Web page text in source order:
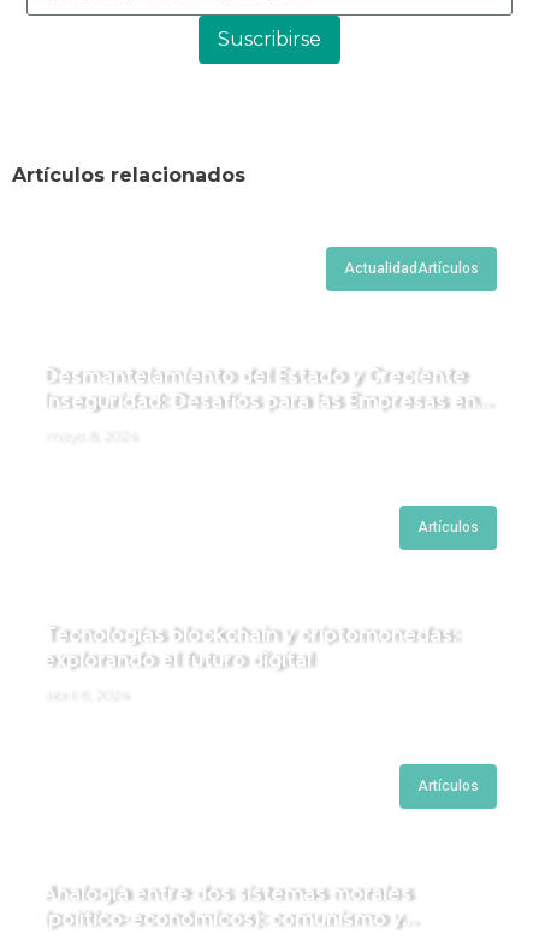
Suscribirse
Artículos relacionados
ActualidadArtículos
Desmantelamiento del Estado y Creciente
Inseguridad: Desafíos para las Empresas en
Artículos
Tecnologías blockchain y criptomonedas:
explorando el futuro digital
Artículos
Analogía entre dos sistemas morales
(político-económicos): comunismo y